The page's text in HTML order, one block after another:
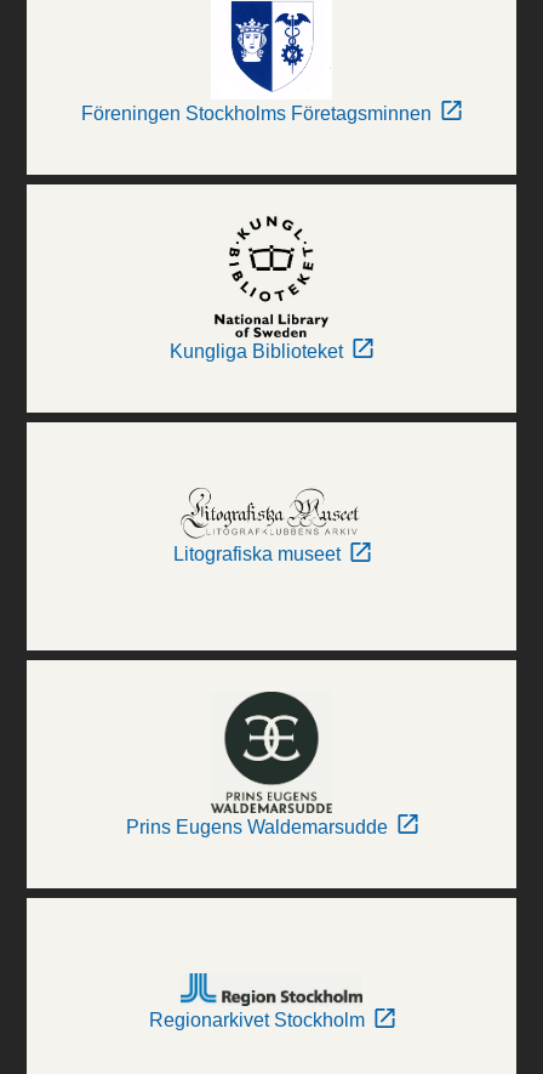
Föreningen Stockholms Företagsminnen
Kungliga Biblioteket
Litografiska museet
Prins Eugens Waldemarsudde
Regionarkivet Stockholm